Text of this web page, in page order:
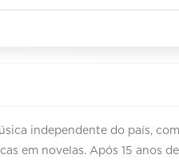
independente do país,
em novelas. Após 15 anos